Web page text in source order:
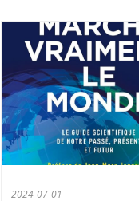
2024-07-01